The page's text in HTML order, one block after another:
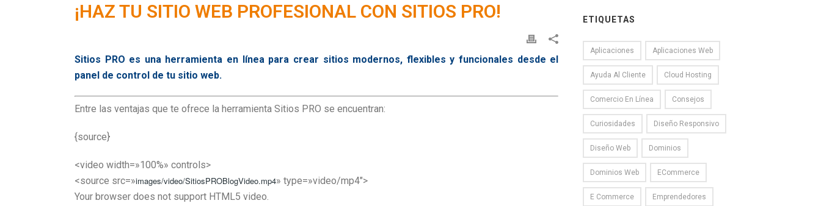
¡HAZ TU SITIO WEB PROFESIONAL CON SITIOS PRO!
Sitios PRO es una herramienta en línea para crear sitios modernos, flexibles y funcionales desde el
panel de control de tu sitio web.
Entre las ventajas que te ofrece la herramienta Sitios PRO se encuentran:
{source}
<video width=»100%» controls>
<source src=»images/video/SitiosPROBlogVideo.mp4» type=»video/mp4″>
Your browser does not support HTML5 video.
ETIQUETAS
Aplicaciones Aplicaciones Web
Ayuda Al Cliente Cloud Hosting
Comercio En Línea Consejos
Curiosidades Diseño Responsivo
Diseño Web Dominios
Dominios Web ECommerce
E Commerce Emprendedores